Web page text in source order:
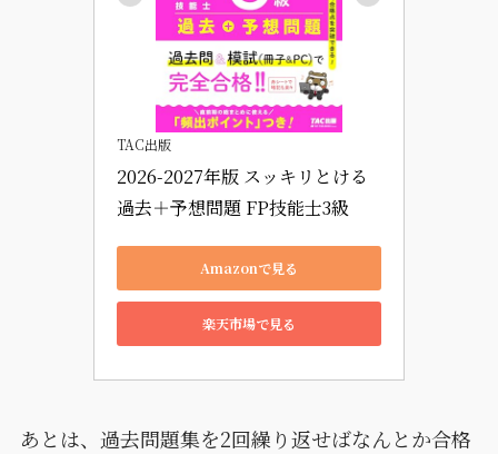
TAC出版
2026-2027年版 スッキリとける
過去＋予想問題 FP技能士3級
Amazonで見る
楽天市場で見る
あとは、過去問題集を2回繰り返せばなんとか合格